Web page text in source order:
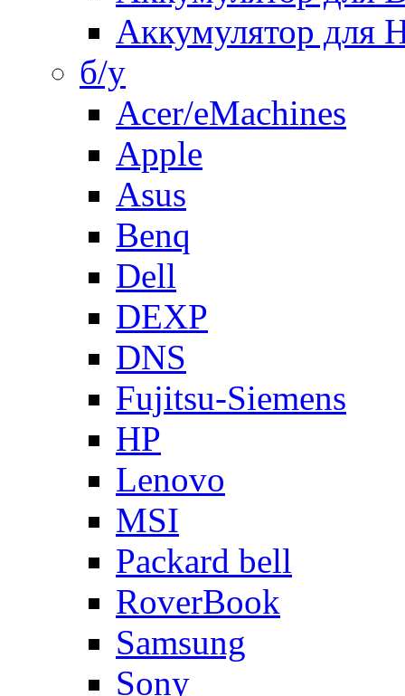
Аккумулятор для
б/у
Acer/eMachines
Apple
Asus
Benq
Dell
DEXP
DNS
Fujitsu-Siemens
HP
Lenovo
MSI
Packard bell
RoverBook
Samsung
Sony